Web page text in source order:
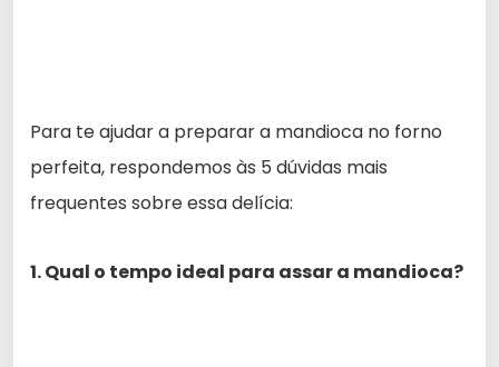
Para te ajudar a preparar a mandioca no forno
perfeita, respondemos às 5 dúvidas mais
frequentes sobre essa delícia:
1. Qual o tempo ideal para assar a mandioca?